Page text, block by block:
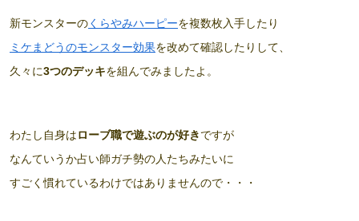
新モンスターのくらやみハーピーを複数枚入手したり
ミケまどうのモンスター効果を改めて確認したりして、
久々に3つのデッキを組んでみましたよ。
わたし自身はローブ職で遊ぶのが好きですが
なんていうか占い師ガチ勢の人たちみたいに
すごく慣れているわけではありませんので・・・